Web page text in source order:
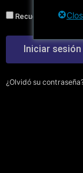
Recuérdame
Iniciar sesión
¿Olvidó su